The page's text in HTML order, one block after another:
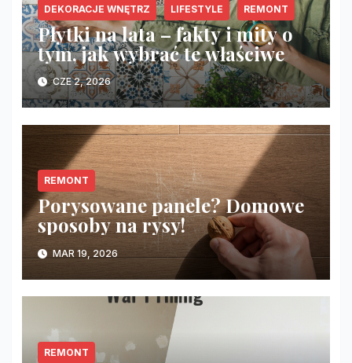
DEKORACJE WNĘTRZ LIFESTYLE REMONT
Płytki na lata – fakty i mity o
tym, jak wybrać te właściwe
CZE 2, 2026
REMONT
Porysowane panele? Domowe
sposoby na rysy!
MAR 19, 2026
REMONT